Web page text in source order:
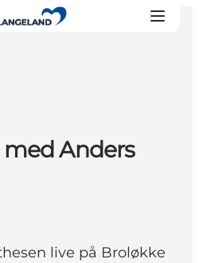
Anders
live på Broløkke